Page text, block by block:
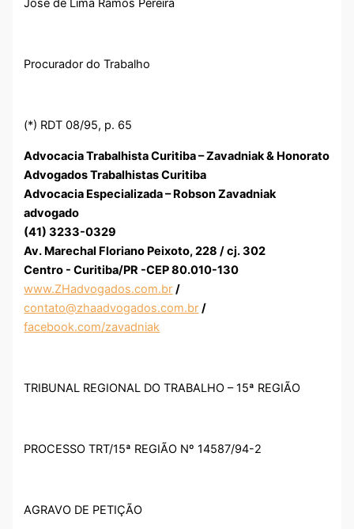
José de Lima Ramos Pereira
Procurador do Trabalho
(*) RDT 08/95, p. 65
Advocacia Trabalhista Curitiba – Zavadniak & Honorato
Advogados Trabalhistas Curitiba
Advocacia Especializada – Robson Zavadniak
advogado
(41) 3233-0329
Av. Marechal Floriano Peixoto, 228 / cj. 302
Centro - Curitiba/PR -CEP 80.010-130
www.ZHadvogados.com.br /
contato@zhaadvogados.com.br /
facebook.com/zavadniak
TRIBUNAL REGIONAL DO TRABALHO – 15ª REGIÃO
PROCESSO TRT/15ª REGIÃO Nº 14587/94-2
AGRAVO DE PETIÇÃO